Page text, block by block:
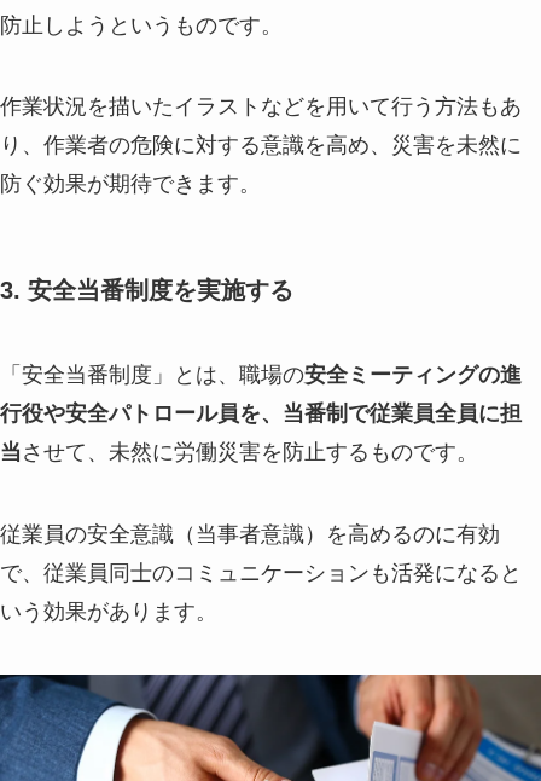
防止しようというものです。
作業状況を描いたイラストなどを用いて行う方法もあ
り、作業者の危険に対する意識を高め、災害を未然に
防ぐ効果が期待できます。
3. 安全当番制度を実施する
「安全当番制度」とは、職場の安全ミーティングの進
行役や安全パトロール員を、当番制で従業員全員に担
当 させて、未然に労働災害を防止するものです。
従業員の安全意識（当事者意識）を高めるのに有効
で、従業員同士のコミュニケーションも活発になると
いう効果があります。